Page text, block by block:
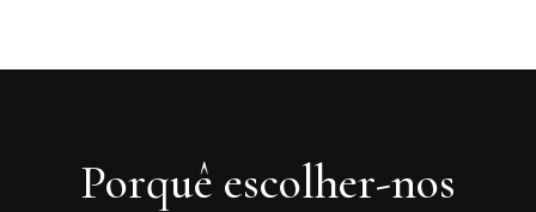
Porquê escolher-nos